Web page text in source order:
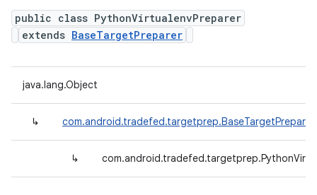
public class PythonVirtualenvPreparer
extends BaseTargetPreparer
java.lang.Object
↳ com.android.tradefed.targetprep.BaseTargetPreparer
↳